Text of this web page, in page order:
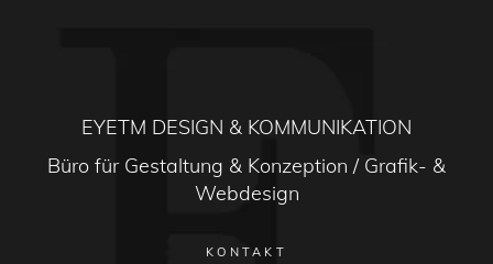
EYETM DESIGN & KOMMUNIKATION
Büro für Gestaltung & Konzeption / Grafik- &
Webdesign
KONTAKT